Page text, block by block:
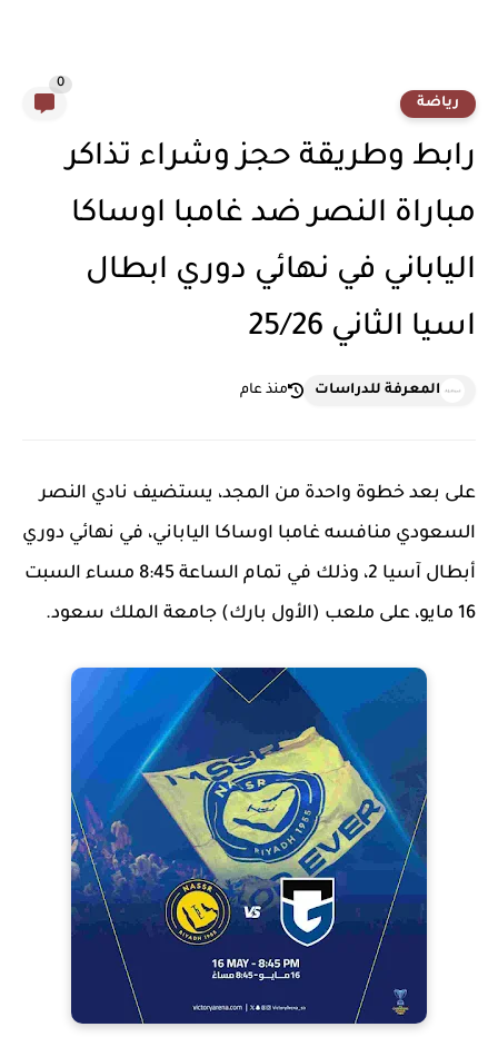
رياضة
0
رابط وطريقة حجز وشراء تذاكر
مباراة النصر ضد غامبا اوساكا
الياباني في نهائي دوري ابطال
اسيا الثاني 25/26
المعرفة للدراسات منذ عام
على بعد خطوة واحدة من المجد، يستضيف نادي النصر
السعودي منافسه غامبا اوساكا الياباني، في نهائي دوري
أبطال آسيا 2، وذلك في تمام الساعة 8:45 مساء السبت
16 مايو، على ملعب (الأول بارك) جامعة الملك سعود.